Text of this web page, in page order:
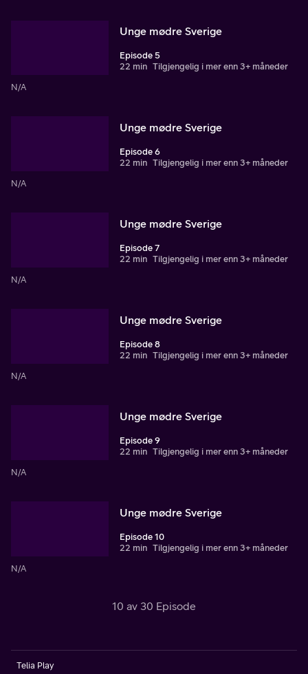
Unge mødre Sverige
Episode 5
22 min Tilgjengelig i mer enn 3+ måneder
N/A
Unge mødre Sverige
Episode 6
22 min Tilgjengelig i mer enn 3+ måneder
N/A
Unge mødre Sverige
Episode 7
22 min Tilgjengelig i mer enn 3+ måneder
N/A
Unge mødre Sverige
Episode 8
22 min Tilgjengelig i mer enn 3+ måneder
N/A
Unge mødre Sverige
Episode 9
22 min Tilgjengelig i mer enn 3+ måneder
N/A
Unge mødre Sverige
Episode 10
22 min Tilgjengelig i mer enn 3+ måneder
N/A
10 av 30 Episode
Telia Play